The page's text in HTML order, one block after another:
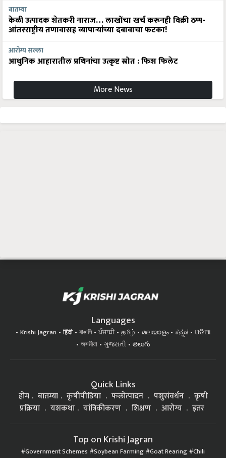
बातम्या
केळी उत्पादक शेतकरी नाराज… लाखोंचा खर्च करूनही विक्री ठप्प-
आंतरराष्ट्रीय तणावासह व्यापाऱ्यांच्या दबावाचा फटका!
आरोग्य सल्ला
आधुनिक आहारातील प्रथिनांचा उत्कृष्ट स्रोत : फिश फिलेट
More News
Languages
Krishi Jagran हिंदी বাঙালি ਪੰਜਾਬੀ தமிழ் മലയാളം ಕನ್ನಡ
ଓଡିଆ
অসমীয়া
ગુજરાતી తెలుగు
Quick Links
होम बातम्या कृषीपीडिया फलोत्पादन पशुसंवर्धन
कृषी
प्रक्रिया
यशकथा यांत्रिकीकरण शिक्षण आरोग्य इतर
Top on Krishi Jagran
Government Schemes Soybean Farming Goat Rearing Chili